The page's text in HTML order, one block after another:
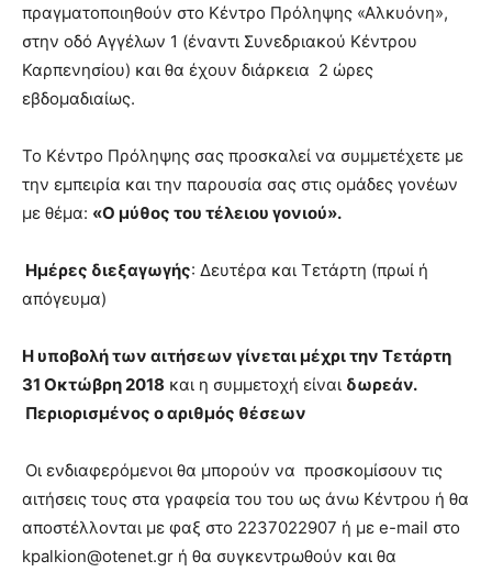
πραγματοποιηθούν στο Κέντρο Πρόληψης «Αλκυόνη»,
στην οδό Αγγέλων 1 (έναντι Συνεδριακού Κέντρου
Καρπενησίου) και θα έχουν διάρκεια 2 ώρες
εβδομαδιαίως.
Το Κέντρο Πρόληψης σας προσκαλεί να συμμετέχετε με
την εμπειρία και την παρουσία σας στις ομάδες γονέων
με θέμα: «Ο μύθος του τέλειου γονιού».
Ημέρες διεξαγωγής: Δευτέρα και Τετάρτη (πρωί ή
απόγευμα)
Η υποβολή των αιτήσεων γίνεται μέχρι την Τετάρτη
31 Οκτώβρη 2018 και η συμμετοχή είναι δωρεάν.
Περιορισμένος ο αριθμός θέσεων
Οι ενδιαφερόμενοι θα μπορούν να προσκομίσουν τις
αιτήσεις τους στα γραφεία του του ως άνω Κέντρου ή θα
αποστέλλονται με φαξ στο 2237022907 ή με e-mail στο
kpalkion@otenet.gr ή θα συγκεντρωθούν και θα